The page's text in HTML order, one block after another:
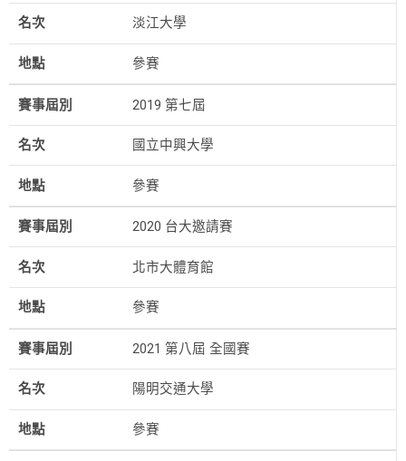
名次 淡江大學
地點 參賽
賽事屆別 2019 第七屆
名次 國立中興大學
地點 參賽
賽事屆別 2020 台大邀請賽
名次 北市大體育館
地點 參賽
賽事屆別 2021 第八屆 全國賽
名次 陽明交通大學
地點 參賽